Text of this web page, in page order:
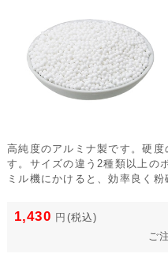
高純度のアルミナ製です。硬
す。サイズの違う2種類以上の
ミル機にかけると、効率良く粉
1,430 円 (税込)
ご